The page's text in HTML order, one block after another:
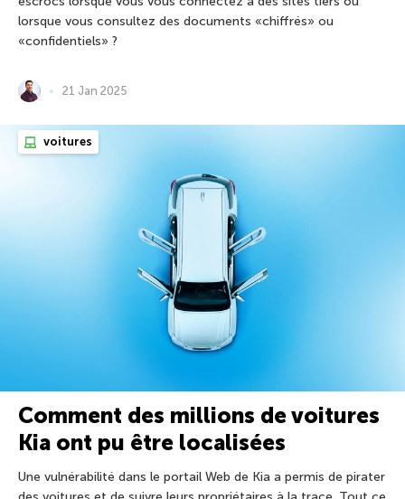
lorsque vous consultez des documents «chiffrés» ou
«confidentiels» ?
21 Jan 2025
voitures
Comment des millions de voitures
Kia ont pu être localisées
Une vulnérabilité dans le portail Web de Kia a permis de pirater